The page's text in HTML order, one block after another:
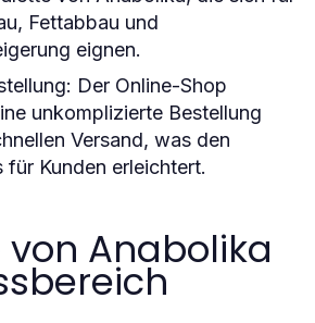
Fettabbau und
eignen.
Der Online-Shop
unkomplizierte Bestellung
Versand, was den
für Kunden erleichtert.
von Anabolika